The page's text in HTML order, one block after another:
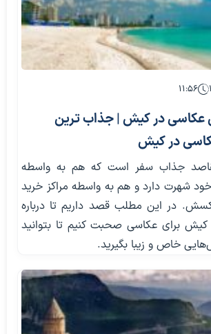
۱۱:۵۶
عکاسی در کیش | جذاب ترین
در کیش
جذاب سفر است که هم به واسطه
شهرت دارد و هم به واسطه مراکز خرید
در این مطلب قصد داریم تا درباره
برای عکاسی صحبت کنیم تا بتوانید
خاص و زیبا بگیرید.